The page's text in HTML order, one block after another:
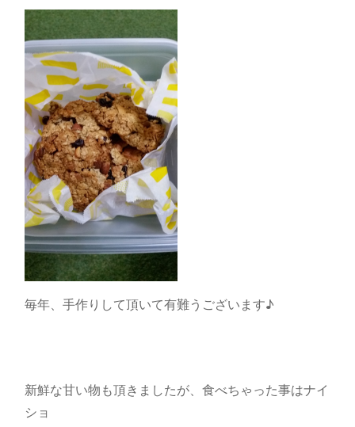
毎年、手作りして頂いて有難うございます♪
新鮮な甘い物も頂きましたが、食べちゃった事はナイ
ショ